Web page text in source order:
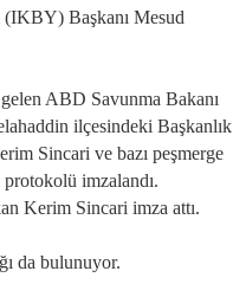
Başkanı Mesud
ABD Savunma Bakanı
ilçesindeki Başkanlık
Sincari ve bazı peşmerge
imzalandı.
Kerim Sincari imza attı.
da bulunuyor.